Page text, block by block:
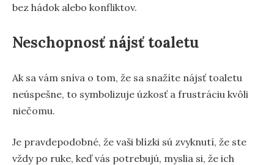
bez hádok alebo konfliktov.
Neschopnosť nájsť toaletu
Ak sa vám sníva o tom, že sa snažíte nájsť toaletu
neúspešne, to symbolizuje úzkosť a frustráciu kvôli
niečomu.
Je pravdepodobné, že vaši blízki sú zvyknutí, že ste
vždy po ruke, keď vás potrebujú, myslia si, že ich